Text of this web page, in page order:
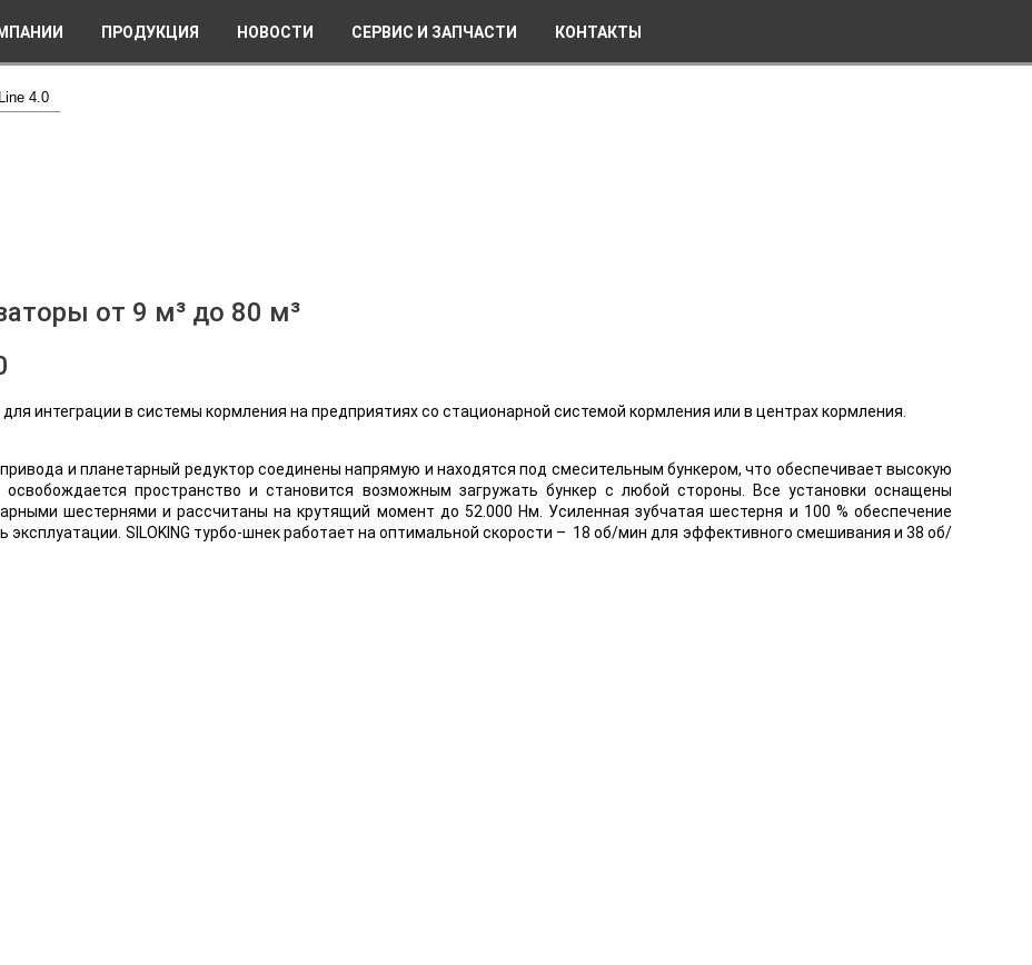
ПРОДУКЦИЯ НОВОСТИ СЕРВИС И ЗАПЧАСТИ КОНТАКТЫ
4.0
от 9 м³ до 80 м³
интеграции в системы кормления на предприятиях со стационарной системой кормления или в центрах кормления.
привода и планетарный редуктор соединены напрямую и находятся под смесительным бункером, что обеспечивает высокую
освобождается пространство и становится возможным загружать бункер с любой стороны. Все установки оснащены
шестернями и рассчитаны на крутящий момент до 52.000 Нм. Усиленная зубчатая шестерня и 100 % обеспечение
SILOKING турбо-шнек работает на оптимальной скорости – 18 об/мин для эффективного смешивания и 38 об/